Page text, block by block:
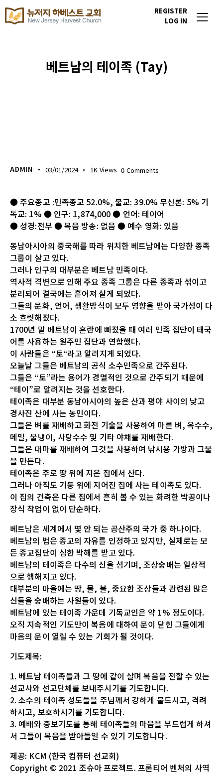
REGISTER
LOG IN
베트남의 테이족 (Tay)
ADMIN 03/01/2024 1K Views 0 Comments
● 주요종교 :민족종교 52.0%, 불교: 39.0% 무신론: 5% 기
독교: 1% ● 인구: 1,874,000 ● 언어: 테이어
● 성경:전부 ● 복음 방송: 없음 ● 예수 영화: 있음
동남아시아의 중국해를 따라 위치한 베트남에는 다양한 종족
그룹이 살고 있다.
그러나 인구의 대부분은 베트남 민족이다.
역사적 격변으로 인해 주요 종족 그룹은 다른 종족과 섞이고
분리되어 결국에는 흩어져 살게 되었다.
그들의 문화, 언어, 생활방식이 모두 영향을 받아 국가성이 다
소 흐릿해졌다.
1700년 말 베트남이 혼란에 빠졌을 때 여러 민족 집단이 태국
어를 사용하는 원주민 집단과 연합했다.
이 사람들은 “토“라고 알려지게 되었다.
오늘날 그들은 베트남의 공식 소수민족으로 간주된다.
그들은 “토”라는 용어가 경멸적인 것으로 간주되기 때문에
“테이”로 알려지는 것을 선호한다.
테이족은 대부분 동남아시아의 높은 산과 평야 사이의 낮고
경사진 산에 사는 농민이다.
그들은 벼를 재배하고 화전 기술을 사용하여 마른 벼, 옥수수,
메밀, 물냉이, 사탕수수 및 기타 야채를 재배한다.
그들은 대마를 재배하여 그것을 사용하여 낚시용 가방과 그물
을 만든다.
테이족은 주로 땅 위에 지은 집에서 산다.
그러나 아직도 기둥 위에 지어진 집에 사는 테이족도 있다.
이 집의 건축은 다른 집에서 흔히 볼 수 있는 화려한 박공이나
장식 작업이 없이 단순하다.
베트남은 세계에서 몇 안 되는 공산주의 국가 중 하나이다.
베트남의 법은 종교의 자유를 인정하고 있지만, 실제로는 모
든 종교집단이 심한 박해를 받고 있다.
베트남의 테이족은 다수의 신을 섬기며, 조상숭배는 일상적
으로 행해지고 있다.
대부분의 마을에는 땅, 물, 불, 중요한 조상들과 관련된 많은
신들을 숭배하는 사원들이 있다.
베트남에 있는 테이족 가운데 기독교인은 약 1% 정도이다.
오직 지속적인 기도만이 복음에 대하여 문이 닫힌 그들에게
마음의 문이 열릴 수 있는 기회가 될 것이다.
기도제목:
1. 베트남 테이족들과 그 땅에 같이 살며 복음을 전할 수 있는
선교사와 선교단체를 보내주시기를 기도합니다.
2. 소수의 테이족 성도들을 주님께서 강하게 붙드시고, 격려
하시고, 보호하시기를 기도합니다.
3. 예배와 중보기도를 통해 테이족들의 마음을 부드럽게 하셔
서 그들이 복음을 받아들일 수 있기 기도합니다.
제공: KCM (한국 컴퓨터 선교회)
Copyright © 2021 조슈아 프로젝트. 프론티어 벤처의 사역